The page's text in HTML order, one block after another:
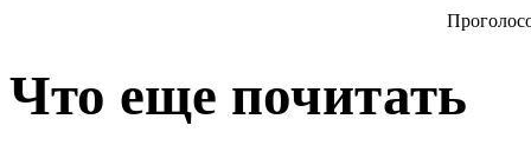
Что еще почитать